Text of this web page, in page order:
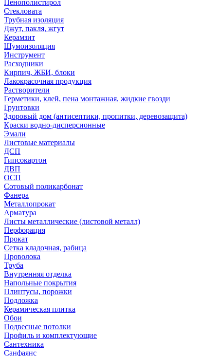
Пенополистирол
Стекловата
Трубная изоляция
Джут, пакля, жгут
Керамзит
Шумоизоляция
Инструмент
Расходники
Кирпич, ЖБИ, блоки
Лакокрасочная продукция
Растворители
Герметики, клей, пена монтажная, жидкие гвозди
Грунтовки
Здоровый дом (антисептики, пропитки, деревозащита)
Краски водно-дисперсионные
Эмали
Листовые материалы
ДСП
Гипсокартон
ДВП
ОСП
Сотовый поликарбонат
Фанера
Металлопрокат
Арматура
Листы металлические (листовой металл)
Перфорация
Прокат
Сетка кладочная, рабица
Проволока
Труба
Внутренняя отделка
Напольные покрытия
Плинтусы, порожки
Подложка
Керамическая плитка
Обои
Подвесные потолки
Профиль и комплектующие
Сантехника
Санфаянс